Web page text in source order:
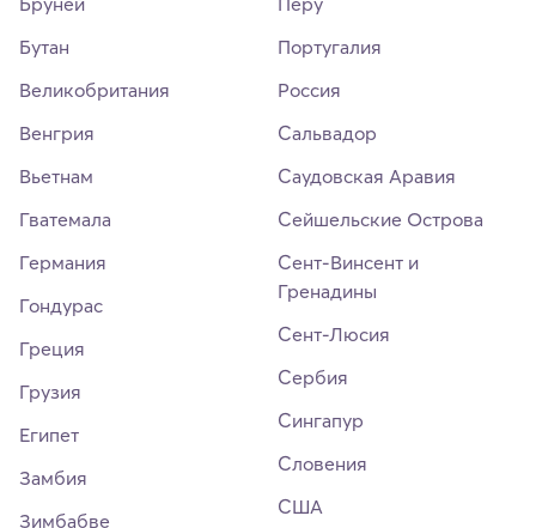
Бутан
Великобритания
Венгрия
Вьетнам
Гватемала
Германия
Гондурас
Греция
Грузия
Египет
Замбия
Зимбабве
Португалия
Россия
Сальвадор
Саудовская Аравия
Сейшельские Острова
Сент-Винсент и
Гренадины
Сент-Люсия
Сербия
Сингапур
Словения
США